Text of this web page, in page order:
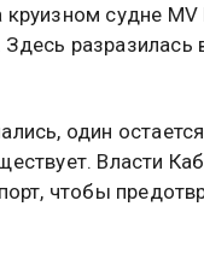
судне MV
разразилась
один
Власти
чтобы